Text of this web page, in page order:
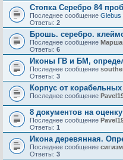
Стопка Серебро 84
Последнее сообщение Glebus
Ответы: 2
Брошь. серебро.
Последнее сообщение
Ответы: 6
Иконы ГВ и БМ,
Последнее сообщение
Ответы: 3
Корпус от
Последнее сообщение
8 документов на оценку
Последнее сообщение
Ответы: 1
Икона деревянная.
Последнее сообщение
Ответы: 3